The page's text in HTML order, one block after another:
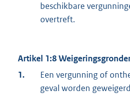
beschikbare
overtreft.
Artikel 1:8
1.
Een vergunning of
geval worden